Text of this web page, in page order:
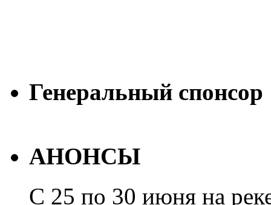
Генеральный спонсор
АНОНСЫ
С 25 по 30 июня на